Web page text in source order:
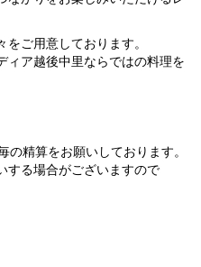
ご用意しております。
ィア越後中里ならではの料理を
精算をお願いしております。
する場合がございますので